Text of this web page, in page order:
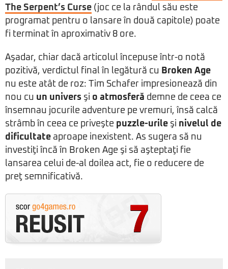
The Serpent’s Curse (joc ce la rândul său este
programat pentru o lansare în două capitole) poate
fi terminat în aproximativ 8 ore.
Aşadar, chiar dacă articolul începuse într-o notă
pozitivă, verdictul final în legătură cu Broken Age
nu este atât de roz: Tim Schafer impresionează din
nou cu un univers şi o atmosferă demne de ceea ce
însemnau jocurile adventure pe vremuri, însă calcă
strâmb în ceea ce priveşte puzzle-urile şi nivelul de
dificultate aproape inexistent. As sugera să nu
investiţi încă în Broken Age şi să aşteptaţi fie
lansarea celui de-al doilea act, fie o reducere de
preţ semnificativă.